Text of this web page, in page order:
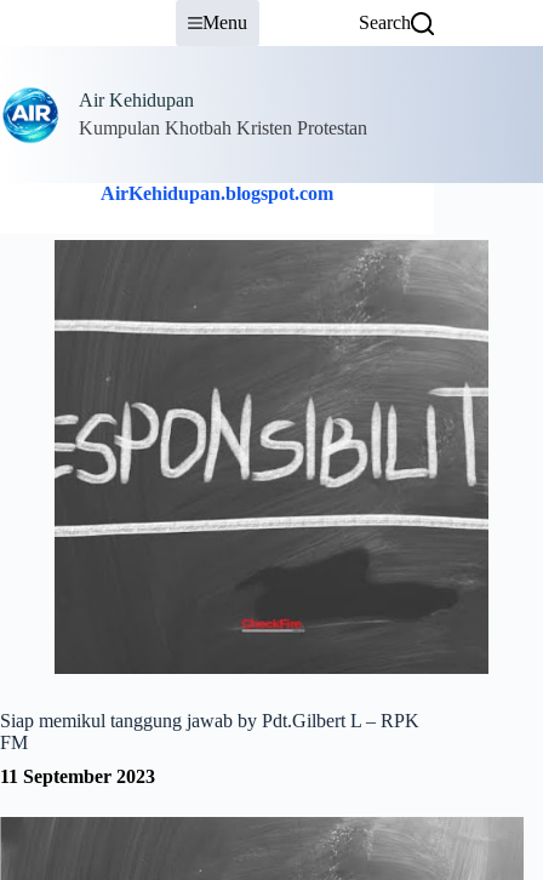
Menu Search
Air Kehidupan
Kumpulan Khotbah Kristen Protestan
AirKehidupan.blogspot.com
Siap memikul tanggung jawab by Pdt.Gilbert L – RPK
FM
11 September 2023